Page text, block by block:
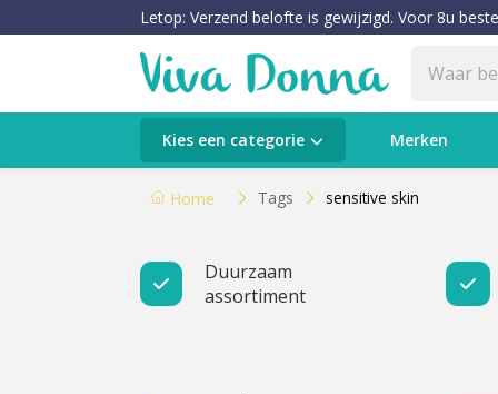
Letop: Verzend belofte is gewijzigd. Voor 8u
Kies een categorie Merken
Categorieën
Verzorging
Huidtypes & Huidcondities
Home Tags sensitive skin
Duurzaam
assortiment